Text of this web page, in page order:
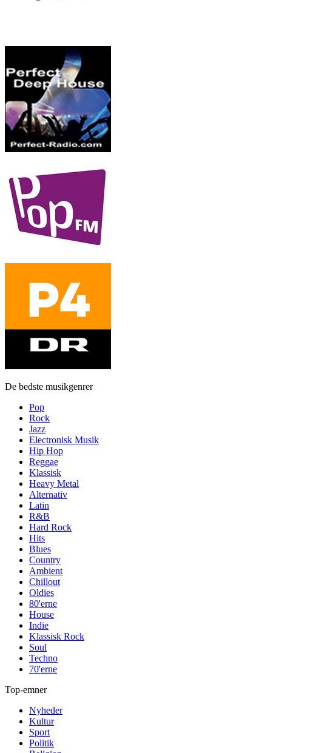
De bedste musikgenrer
Pop
Rock
Jazz
Electronisk Musik
Hip Hop
Reggae
Klassisk
Heavy Metal
Alternativ
Latin
R&B
Hard Rock
Hits
Blues
Country
Ambient
Chillout
Oldies
80'erne
House
Indie
Klassisk Rock
Soul
Techno
70'erne
Top-emner
Nyheder
Kultur
Sport
Politik